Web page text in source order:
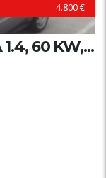
4.800 €
60 KW,...